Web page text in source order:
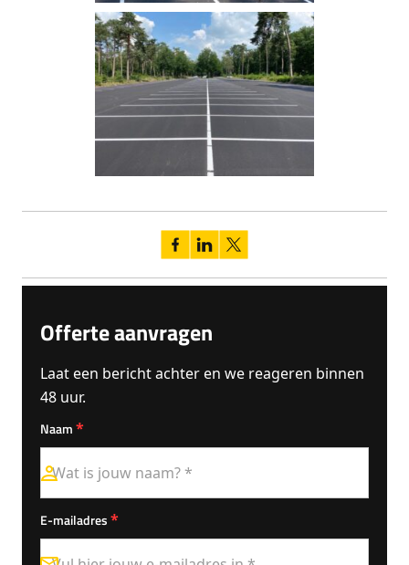
Offerte aanvragen
Laat een bericht achter en we reageren binnen
48 uur.
Naam*
E-mailadres*